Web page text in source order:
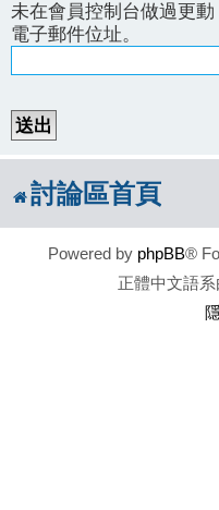
未在會員控制台做過更
電子郵件位址。
討論區首頁
Powered by phpBB®
正體中文語系